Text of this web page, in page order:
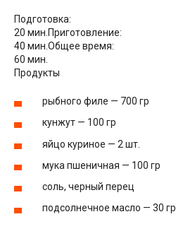
Подготовка:
20 мин.Приготовление:
40 мин.Общее время:
60 мин.
Продукты
рыбного филе — 700 гр
кунжут — 100 гр
яйцо куриное — 2 шт.
мука пшеничная — 100 гр
соль, черный перец
подсолнечное масло — 30 гр.